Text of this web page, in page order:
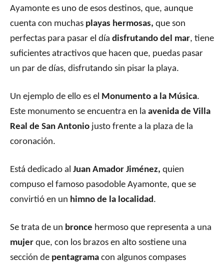
Ayamonte es uno de esos destinos, que, aunque
cuenta con muchas playas hermosas, que son
perfectas para pasar el día disfrutando del mar, tiene
suficientes atractivos que hacen que, puedas pasar
un par de días, disfrutando sin pisar la playa.
Un ejemplo de ello es el Monumento a la Música.
Este monumento se encuentra en la avenida de Villa
Real de San Antonio justo frente a la plaza de la
coronación.
Está dedicado al Juan Amador Jiménez, quien
compuso el famoso pasodoble Ayamonte, que se
convirtió en un himno de la localidad .
Se trata de un bronce hermoso que representa a una
mujer que, con los brazos en alto sostiene una
sección de pentagrama con algunos compases